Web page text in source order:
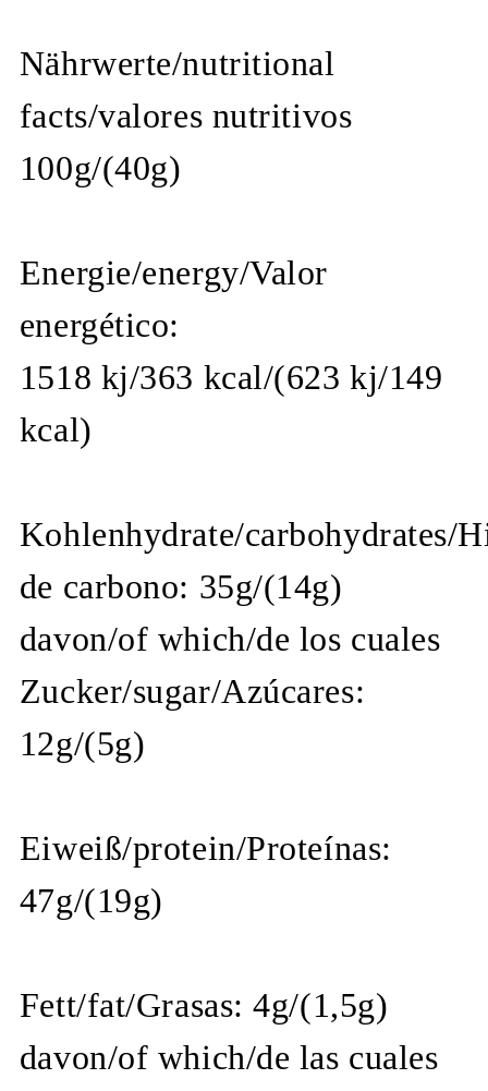
Nährwerte/nutritional
facts/valores nutritivos
100g/(40g)
Energie/energy/Valor
energético:
1518 kj/363 kcal/(623 kj/149
kcal)
Kohlenhydrate/carbohydrates/
de carbono: 35g/(14g)
davon/of which/de los cuales
Zucker/sugar/Azúcares:
12g/(5g)
Eiweiß/protein/Proteínas:
47g/(19g)
Fett/fat/Grasas: 4g/(1,5g)
davon/of which/de las cuales